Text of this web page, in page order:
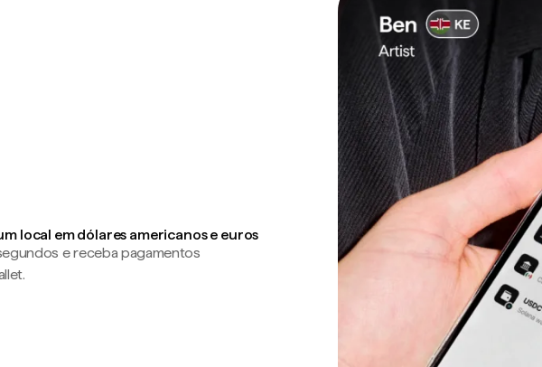
local em dólares americanos e euros
e receba pagamentos